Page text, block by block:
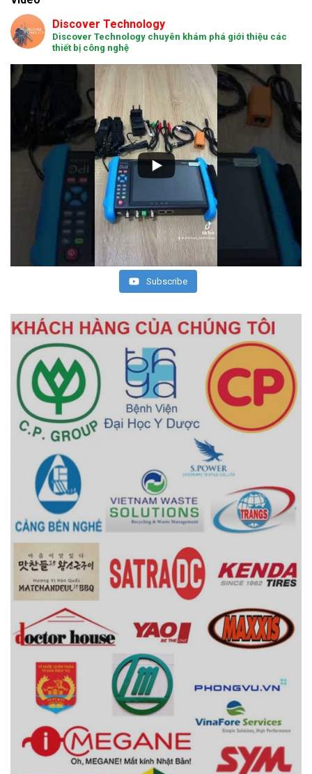
Discover Technology
Discover Technology chuyên khám phá giới thiệu các
thiết bị công nghệ
Subscribe